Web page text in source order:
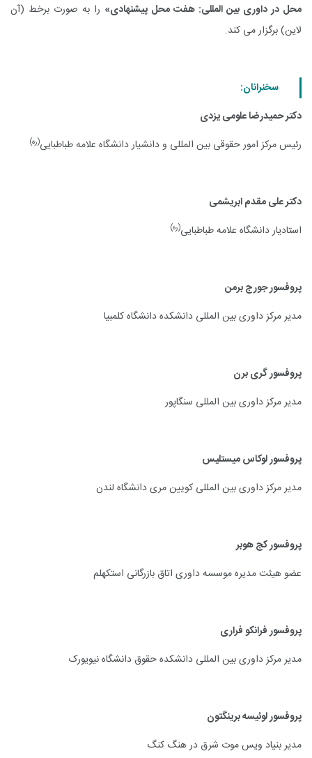
محل در داوری بین المللی: هفت محل پیشنهادی» را به صورت برخط (آن
لاین) برگزار می کند.
سخنرانان:
دکتر حمیدرضا علومی یزدی
رئیس مرکز امور حقوقی بین المللی و دانشیار دانشگاه علامه طباطبایی(ره)
دکتر علی مقدم ابریشمی
استادیار دانشگاه علامه طباطبایی(ره)
پروفسور جورج برمن
مدیر مرکز داوری بین المللی دانشکده دانشگاه کلمبیا
پروفسور گری برن
مدیر مرکز داوری بین المللی سنگاپور
پروفسور لوکاس میستلیس
مدیر مرکز داوری بین المللی کویین مری دانشگاه لندن
پروفسور کج هوبر
عضو هیئت مدیره موسسه داوری اتاق بازرگانی استکهلم
پروفسور فرانکو فراری
مدیر مرکز داوری بین المللی دانشکده حقوق دانشگاه نیویورک
پروفسور لوئیسه برینگتون
مدیر بنیاد ویس موت شرق در هنگ کنگ